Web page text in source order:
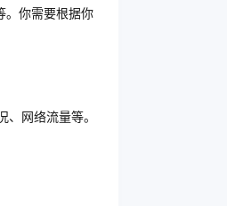
。你需要根据你
网络流量等。